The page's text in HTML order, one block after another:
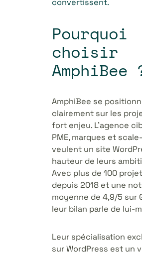
convertissent.
Pourquoi
choisir
AmphiBee
AmphiBee se
clairement sur les
fort enjeu. L’agence
PME, marques et
veulent un site
hauteur de leurs
Avec plus de 100
depuis 2018 et une
moyenne de 4,9/5 sur
leur bilan parle de lui-
Leur spécialisation
sur WordPress est un